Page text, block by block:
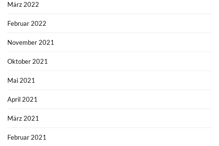
März 2022
Februar 2022
November 2021
Oktober 2021
Mai 2021
April 2021
März 2021
Februar 2021